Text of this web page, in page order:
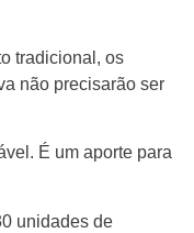
tradicional, os
não precisarão ser
É um aporte para
unidades de